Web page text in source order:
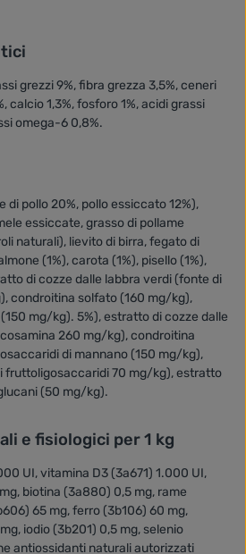
grezzi 9%, fibra grezza 3,5%, ceneri
calcio 1,3%, fosforo 1%, acidi grassi
omega-6 0,8%.
di pollo 20%, pollo essiccato 12%),
essiccate, grasso di pollame
naturali), lievito di birra, fegato di
(1%), carota (1%), pisello (1%),
di cozze dalle labbra verdi (fonte di
condroitina solfato (160 mg/kg),
mg/kg). 5%), estratto di cozze dalle
260 mg/kg), condroitina
di mannano (150 mg/kg),
fruttoligosaccaridi 70 mg/kg), estratto
(50 mg/kg).
e fisiologici per 1 kg
UI, vitamina D3 (3a671) 1.000 UI,
biotina (3a880) 0,5 mg, rame
65 mg, ferro (3b106) 60 mg,
iodio (3b201) 0,5 mg, selenio
antiossidanti naturali autorizzati